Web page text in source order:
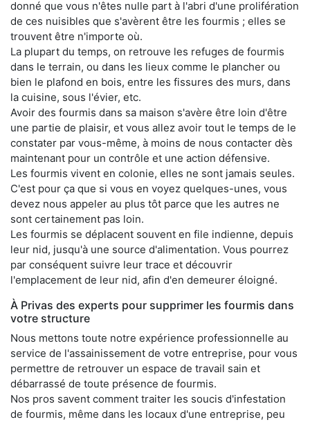
donné que vous n'êtes nulle part à l'abri d'une prolifération
de ces nuisibles que s'avèrent être les fourmis ; elles se
trouvent être n'importe où.
La plupart du temps, on retrouve les refuges de fourmis
dans le terrain, ou dans les lieux comme le plancher ou
bien le plafond en bois, entre les fissures des murs, dans
la cuisine, sous l'évier, etc.
Avoir des fourmis dans sa maison s'avère être loin d'être
une partie de plaisir, et vous allez avoir tout le temps de le
constater par vous-même, à moins de nous contacter dès
maintenant pour un contrôle et une action défensive.
Les fourmis vivent en colonie, elles ne sont jamais seules.
C'est pour ça que si vous en voyez quelques-unes, vous
devez nous appeler au plus tôt parce que les autres ne
sont certainement pas loin.
Les fourmis se déplacent souvent en file indienne, depuis
leur nid, jusqu'à une source d'alimentation. Vous pourrez
par conséquent suivre leur trace et découvrir
l'emplacement de leur nid, afin d'en demeurer éloigné.
À Privas des experts pour supprimer les fourmis dans
votre structure
Nous mettons toute notre expérience professionnelle au
service de l'assainissement de votre entreprise, pour vous
permettre de retrouver un espace de travail sain et
débarrassé de toute présence de fourmis.
Nos pros savent comment traiter les soucis d'infestation
de fourmis, même dans les locaux d'une entreprise, peu